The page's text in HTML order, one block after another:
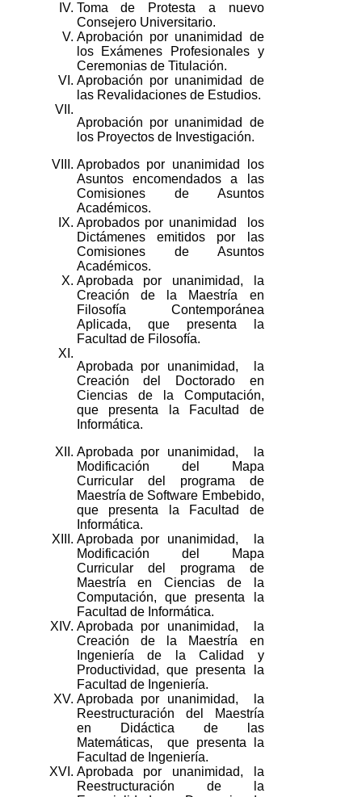
IV. Toma de Protesta a nuevo
Consejero Universitario.
V. Aprobación por unanimidad de
los Exámenes Profesionales y
Ceremonias de Titulación.
VI. Aprobación por unanimidad de
las Revalidaciones de Estudios.
VII.
Aprobación por unanimidad de
los Proyectos de Investigación.
VIII. Aprobados por unanimidad los
Asuntos encomendados a las
Comisiones de Asuntos
Académicos.
IX. Aprobados por unanimidad los
Dictámenes emitidos por las
Comisiones de Asuntos
Académicos.
X. Aprobada por unanimidad, la
Creación de la Maestría en
Filosofía Contemporánea
Aplicada, que presenta la
Facultad de Filosofía.
XI.
Aprobada por unanimidad, la
Creación del Doctorado en
Ciencias de la Computación,
que presenta la Facultad de
Informática.
XII. Aprobada por unanimidad, la
Modificación del Mapa
Curricular del programa de
Maestría de Software Embebido,
que presenta la Facultad de
Informática.
XIII. Aprobada por unanimidad, la
Modificación del Mapa
Curricular del programa de
Maestría en Ciencias de la
Computación, que presenta la
Facultad de Informática.
XIV. Aprobada por unanimidad, la
Creación de la Maestría en
Ingeniería de la Calidad y
Productividad, que presenta la
Facultad de Ingeniería.
XV. Aprobada por unanimidad, la
Reestructuración del Maestría
en Didáctica de las
Matemáticas, que presenta la
Facultad de Ingeniería.
XVI. Aprobada por unanimidad, la
Reestructuración de la